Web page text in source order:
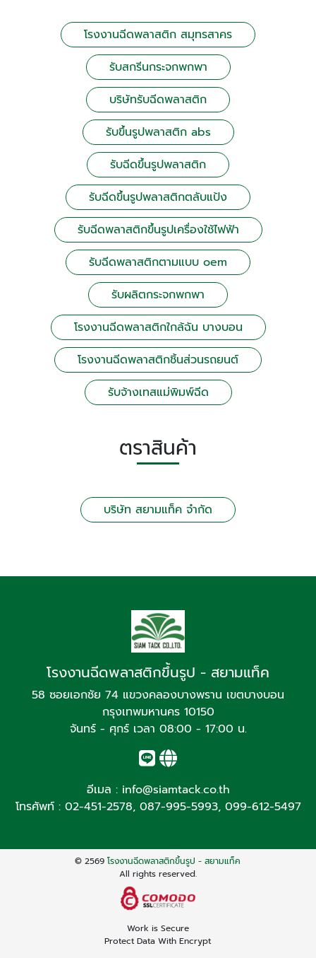
โรงงานฉีดพลาสติก สมุทรสาคร
รับสกรีนกระจกพกพา
บริษัทรับฉีดพลาสติก
รับขึ้นรูปพลาสติก abs
รับฉีดขึ้นรูปพลาสติก
รับฉีดขึ้นรูปพลาสติกตลับแป้ง
รับฉีดพลาสติกขึ้นรูปเครื่องใช้ไฟฟ้า
รับฉีดพลาสติกตามแบบ oem
รับผลิตกระจกพกพา
โรงงานฉีดพลาสติกใกล้ฉัน บางบอน
โรงงานฉีดพลาสติกชิ้นส่วนรถยนต์
รับจ้างเทสแม่พิมพ์ฉีด
ตราสินค้า
บริษัท สยามแท็ค จำกัด
โรงงานฉีดพลาสติกขึ้นรูป - สยามแท็ค
58 ซอยเอกชัย 74 แขวงคลองบางพราน เขตบางบอน
กรุงเทพมหานคร 10150
จันทร์ - ศุกร์ เวลา 08:00 - 17:00 น.
อีเมล : info@siamtack.co.th
โทรศัพท์ : 02-451-2578, 087-995-5993, 099-612-5497
© 2569โรงงานฉีดพลาสติกขึ้นรูป - สยามแท็ค
All rights reserved.
Work is Secure
Protect Data With Encrypt